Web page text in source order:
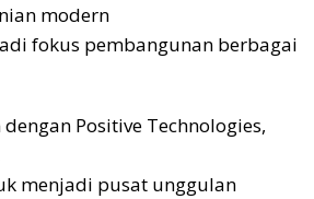
modern
fokus pembangunan berbagai
Positive Technologies,
menjadi pusat unggulan